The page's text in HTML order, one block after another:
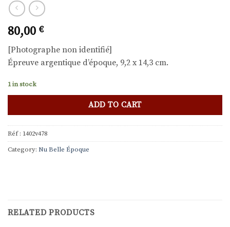
80,00 €
[Photographe non identifié]
Épreuve argentique d’époque, 9,2 x 14,3 cm.
1 in stock
ADD TO CART
Réf : 1402v478
Category: Nu Belle Époque
RELATED PRODUCTS